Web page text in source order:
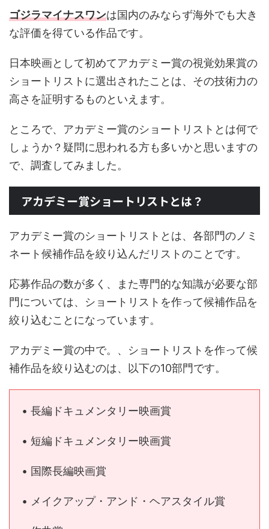
ゴジラマイナスワンは国内のみならず海外でも大き
な評価を得ている作品です。
日本映画として初めてアカデミー賞の視覚効果賞の
ショートリストに選出されたことは、その技術力の
高さを証明するものといえます。
ところで、アカデミー賞のショートリストとは何で
しょうか？疑問に思われる方も多いかと思いますの
で、調査してみました。
アカデミー賞ショートリストとは？
アカデミー賞のショートリストとは、各部門のノミ
ネート候補作品を絞り込んだリストのことです。
応募作品の数が多く、また専門的な知識が必要な部
門については、ショートリストを作って候補作品を
絞り込むことになっています。
アカデミー賞の中で。、ショートリストを作って候
補作品を絞り込むのは、以下の10部門です。
• 長編ドキュメンタリー映画賞
• 短編ドキュメンタリー映画賞
• 国際長編映画賞
• メイクアップ・アンド・ヘアスタイル賞